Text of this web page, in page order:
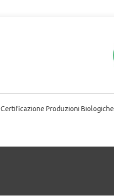
Certificazione Produzioni Biologiche